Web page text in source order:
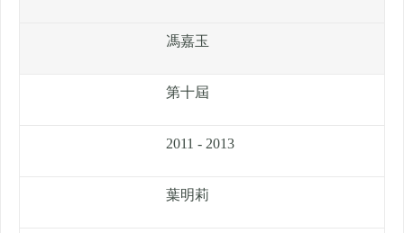
馮嘉玉
第十屆
2011 - 2013
葉明莉